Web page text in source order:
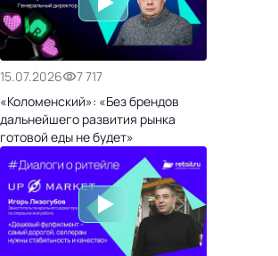
15.07.2026
7 717
«Коломенский»: «Без брендов
дальнейшего развития рынка
готовой еды не будет»